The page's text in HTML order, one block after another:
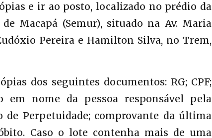
e ir ao posto, localizado no prédio da
Macapá (Semur), situado na Av. Maria
Pereira e Hamilton Silva, no Trem,
dos seguintes documentos: RG; CPF;
em nome da pessoa responsável pela
de Perpetuidade; comprovante da última
Caso o lote contenha mais de uma